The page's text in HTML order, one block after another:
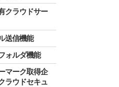
クラウドサー
送信機能
ォルダ機能
マーク取得企
ラウドセキュ